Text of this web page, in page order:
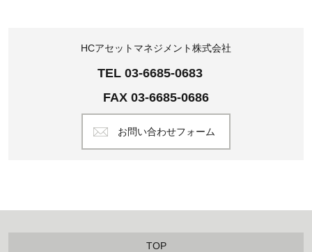
HCアセットマネジメント株式会社
TEL 03-6685-0683
FAX 03-6685-0686
お問い合わせフォーム
TOP